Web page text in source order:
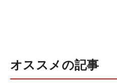
オススメの記事